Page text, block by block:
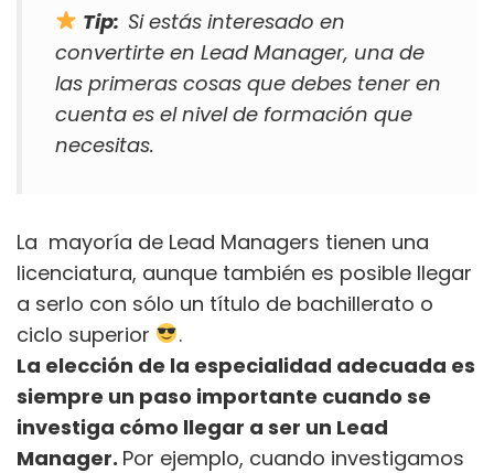
Tip: Si estás interesado en
convertirte en Lead Manager, una de
las primeras cosas que debes tener en
cuenta es el nivel de formación que
necesitas.
La mayoría de Lead Managers tienen una
licenciatura, aunque también es posible llegar
a serlo con sólo un título de bachillerato o
ciclo superior
.
La elección de la especialidad adecuada es
siempre un paso importante cuando se
investiga cómo llegar a ser un Lead
Manager. Por ejemplo, cuando investigamos